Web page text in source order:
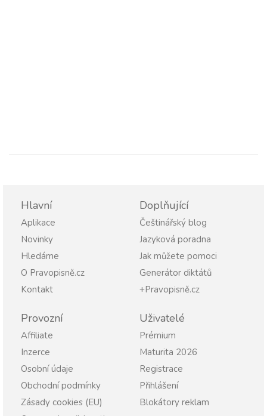
Hlavní
Aplikace
Novinky
Hledáme
O Pravopisně.cz
Kontakt
Doplňující
Češtinářský blog
Jazyková poradna
Jak můžete pomoci
Generátor diktátů
+Pravopisně.cz
Provozní
Affiliate
Inzerce
Osobní údaje
Obchodní podmínky
Zásady cookies (EU)
Uživatelé
Prémium
Maturita 2026
Registrace
Přihlášení
Blokátory reklam